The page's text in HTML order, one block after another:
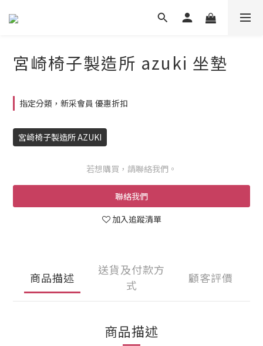
宮崎椅子製造所 azuki 坐墊
指定分類，新采會員 優惠折扣
宮崎椅子製造所 AZUKI
若想購買，請聯絡我們。
聯絡我們
加入追蹤清單
商品描述
送貨及付款方
式
顧客評價
商品描述